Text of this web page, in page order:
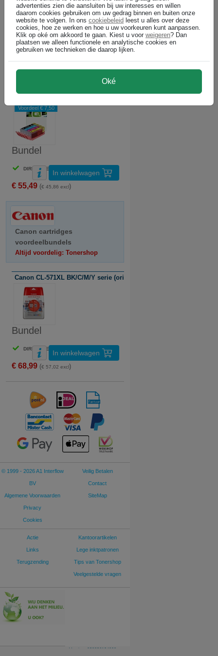
Voordeel 48%
Bundel
In winkelwagen
Voordeel € 7,50
Bundel
DIRECT LEVERBAAR
€ 55,49 (€ 45,86 excl)
In winkelwagen
Canon cartridges
voordeelbundels
Altijd voordelig: Tonershop
Canon CL-571XL BK/C/M/Y serie (origineel)
Bundel
DIRECT LEVERBAAR
€ 68,99 (€ 57,02 excl)
In winkelwagen
© 1999 - 2026 A1 Interflow
BV
Algemene Voorwaarden
Privacy
Cookies
Veilig Betalen
Contact
SiteMap
Actie
Links
Terugzending
Kantoorartikelen
Lege inktpatronen
Tips van Tonershop
Veelgestelde vragen
Version: 030826124909
advertenties zien die aansluiten bij uw interesses en willen
daarom cookies gebruiken om uw gedrag binnen en buiten onze
website te volgen. In ons cookiebeleid leest u alles over deze
cookies, hoe ze werken en hoe u uw voorkeuren kunt aanpassen.
Klik op oké om akkoord te gaan. Kiest u voor weigeren? Dan
plaatsen we alleen functionele en analytische cookies en
gebruiken we technieken die daarop lijken.
Oké